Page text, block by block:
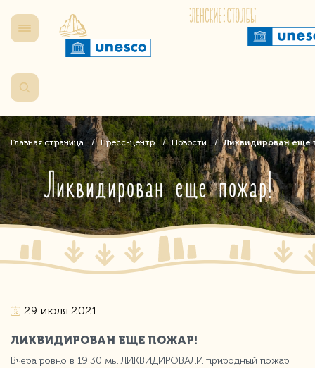
Главная страница Пресс-центр Новости Ликвидирован еще
Ликвидирован еще пожар!
29 июля 2021
ЛИКВИДИРОВАН ЕЩЕ ПОЖАР!
Вчера ровно в 19:30 мы ЛИКВИДИРОВАЛИ природный пожар